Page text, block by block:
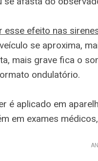
esse efeito nas
se aproxima,
mais grave fica o
ondulatório.
é aplicado em
em exames